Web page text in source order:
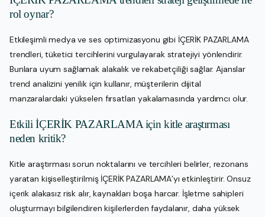
rol oynar?
Etkileşimli medya ve ses optimizasyonu gibi İÇERİK PAZARLAMA
trendleri, tüketici tercihlerini vurgulayarak stratejiyi yönlendirir.
Bunlara uyum sağlamak alakalık ve rekabetçiliği sağlar. Ajanslar
trend analizini yenilik için kullanır, müşterilerin dijital
manzaralardaki yükselen fırsatları yakalamasında yardımcı olur.
Etkili İÇERİK PAZARLAMA için kitle araştırması
neden kritik?
Kitle araştırması sorun noktalarını ve tercihleri belirler, rezonans
yaratan kişiselleştirilmiş İÇERİK PAZARLAMA’yı etkinleştirir. Onsuz
içerik alakasız risk alır, kaynakları boşa harcar. İşletme sahipleri
oluşturmayı bilgilendiren kişilerlerden faydalanır, daha yüksek